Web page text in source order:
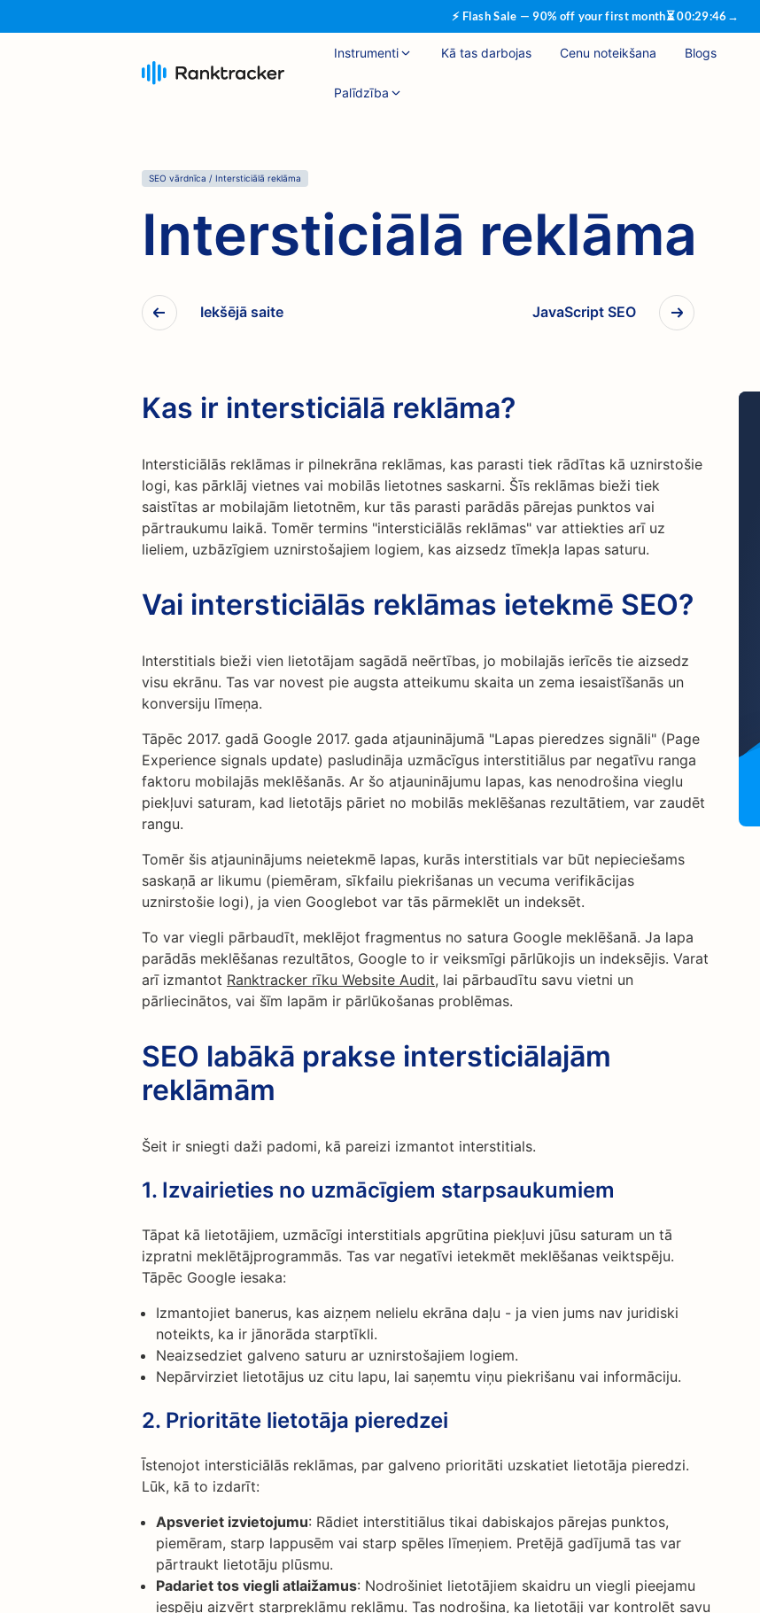
⚡ Flash Sale — 90% off your first month⏳00:29:45 →
Instrumenti Kā tas darbojas Cenu noteikšana Blogs
Palīdzība
SEO vārdnīca / Intersticiālā reklāma
Intersticiālā reklāma
Iekšējā saite JavaScript SEO
Kas ir intersticiālā reklāma?
Intersticiālās reklāmas ir pilnekrāna reklāmas, kas parasti tiek rādītas kā uznirstošie
logi, kas pārklāj vietnes vai mobilās lietotnes saskarni. Šīs reklāmas bieži tiek
saistītas ar mobilajām lietotnēm, kur tās parasti parādās pārejas punktos vai
pārtraukumu laikā. Tomēr termins "intersticiālās reklāmas" var attiekties arī uz
lieliem, uzbāzīgiem uznirstošajiem logiem, kas aizsedz tīmekļa lapas saturu.
Vai intersticiālās reklāmas ietekmē SEO?
Interstitials bieži vien lietotājam sagādā neērtības, jo mobilajās ierīcēs tie aizsedz
visu ekrānu. Tas var novest pie augsta atteikumu skaita un zema iesaistīšanās un
konversiju līmeņa.
Tāpēc 2017. gadā Google 2017. gada atjauninājumā "Lapas pieredzes signāli" (Page
Experience signals update) pasludināja uzmācīgus interstitiālus par negatīvu ranga
faktoru mobilajās meklēšanās. Ar šo atjauninājumu lapas, kas nenodrošina vieglu
piekļuvi saturam, kad lietotājs pāriet no mobilās meklēšanas rezultātiem, var zaudēt
rangu.
Tomēr šis atjauninājums neietekmē lapas, kurās interstitials var būt nepieciešams
saskaņā ar likumu (piemēram, sīkfailu piekrišanas un vecuma verifikācijas
uznirstošie logi), ja vien Googlebot var tās pārmeklēt un indeksēt.
To var viegli pārbaudīt, meklējot fragmentus no satura Google meklēšanā. Ja lapa
parādās meklēšanas rezultātos, Google to ir veiksmīgi pārlūkojis un indeksējis. Varat
arī izmantot Ranktracker rīku Website Audit, lai pārbaudītu savu vietni un
pārliecinātos, vai šīm lapām ir pārlūkošanas problēmas.
SEO labākā prakse intersticiālajām
reklāmām
Šeit ir sniegti daži padomi, kā pareizi izmantot interstitials.
1. Izvairieties no uzmācīgiem starpsaukumiem
Tāpat kā lietotājiem, uzmācīgi interstitials apgrūtina piekļuvi jūsu saturam un tā
izpratni meklētājprogrammās. Tas var negatīvi ietekmēt meklēšanas veiktspēju.
Tāpēc Google iesaka:
Izmantojiet banerus, kas aizņem nelielu ekrāna daļu - ja vien jums nav juridiski
noteikts, ka ir jānorāda starptīkli.
Neaizsedziet galveno saturu ar uznirstošajiem logiem.
Nepārvirziet lietotājus uz citu lapu, lai saņemtu viņu piekrišanu vai informāciju.
2. Prioritāte lietotāja pieredzei
Īstenojot intersticiālās reklāmas, par galveno prioritāti uzskatiet lietotāja pieredzi.
Lūk, kā to izdarīt:
Apsveriet izvietojumu: Rādiet interstitiālus tikai dabiskajos pārejas punktos,
piemēram, starp lappusēm vai starp spēles līmeņiem. Pretējā gadījumā tas var
pārtraukt lietotāju plūsmu.
Padariet tos viegli atlaižamus: Nodrošiniet lietotājiem skaidru un viegli pieejamu
iespēju aizvērt starpreklāmu reklāmu. Tas nodrošina, ka lietotāji var kontrolēt savu